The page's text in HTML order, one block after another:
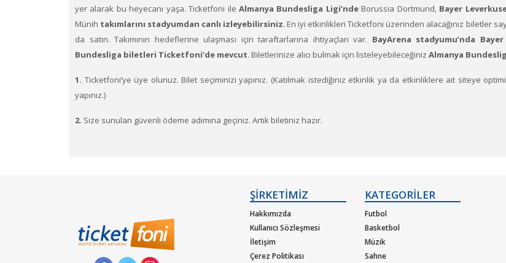
yer alarak bu heyecanı yaşa. Ticketfoni ile Almanya Bundesliga Ligi’ndeBorussia Dortmund, Bayer
Münih takımlarını stadyumdan canlı izleyebilirsiniz. En iyi etkinlikleri Ticketfoni üzerinden alacağınız biletler
da satın. Takımının hedeflerine ulaşması için taraftarlarına ihtiyaçları var. BayArena stadyumu’nda
Bundesliga biletleri Ticketfoni’de mevcut. Biletlerinize alıcı bulmak için listeleyebileceğiniz Almanya
1. Ticketfoni’ye üye olunuz. Bilet seçiminizi yapınız. (Katılmak istediğiniz etkinlik ya da etkinliklere ait siteye
yapınız.)
2. Size sunulan güvenli ödeme adımına geçiniz. Artık biletiniz hazır.
ŞİRKETİMİZ
Hakkımızda
Kullanıcı Sözleşmesi
İletişim
Çerez Politikası
KATEGORİLER
Futbol
Basketbol
Müzik
Sahne